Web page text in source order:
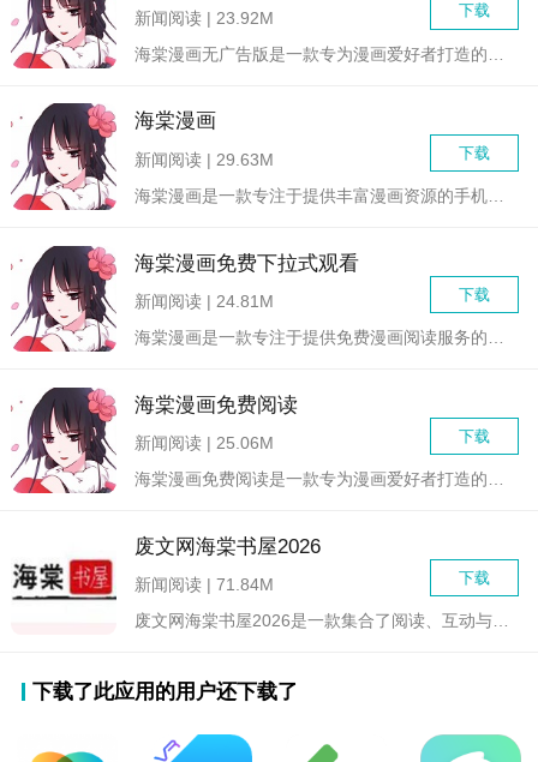
下载
新闻阅读 | 23.92M
海棠漫画
下载
新闻阅读 | 29.63M
海棠漫画免费下拉式观看
下载
新闻阅读 | 24.81M
海棠漫画是一款专注于提供免费漫画阅读服务的手机应用，它以丰富...
海棠漫画免费阅读
下载
新闻阅读 | 25.06M
海棠漫画免费阅读是一款专为漫画爱好者打造的综合性阅读平台，集...
废文网海棠书屋2026
下载
新闻阅读 | 71.84M
废文网海棠书屋2026是一款集合了阅读、互动与社交功能的在线...
下载了此应用的用户还下载了